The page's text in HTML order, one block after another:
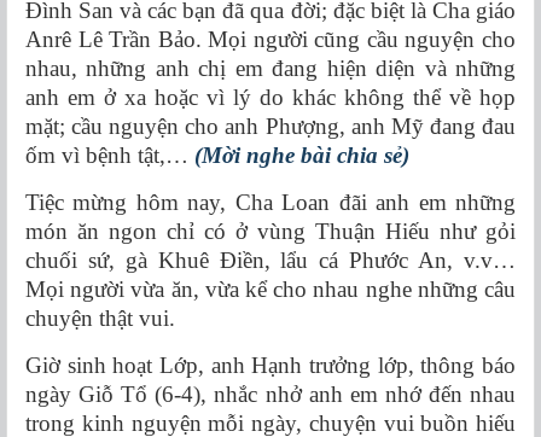
Đình San và các bạn đã qua đời; đặc biệt là Cha giáo
Anrê Lê Trần Bảo. Mọi người cũng cầu nguyện cho
nhau, những anh chị em đang hiện diện và những
anh em ở xa hoặc vì lý do khác không thể về họp
mặt; cầu nguyện cho anh Phượng, anh Mỹ đang đau
ốm vì bệnh tật,… (Mời nghe bài chia sẻ)
Tiệc mừng hôm nay, Cha Loan đãi anh em những
món ăn ngon chỉ có ở vùng Thuận Hiếu như gỏi
chuối sứ, gà Khuê Điền, lẩu cá Phước An, v.v…
Mọi người vừa ăn, vừa kể cho nhau nghe những câu
chuyện thật vui.
Giờ sinh hoạt Lớp, anh Hạnh trưởng lớp, thông báo
ngày Giỗ Tổ (6-4), nhắc nhở anh em nhớ đến nhau
trong kinh nguyện mỗi ngày, chuyện vui buồn hiếu